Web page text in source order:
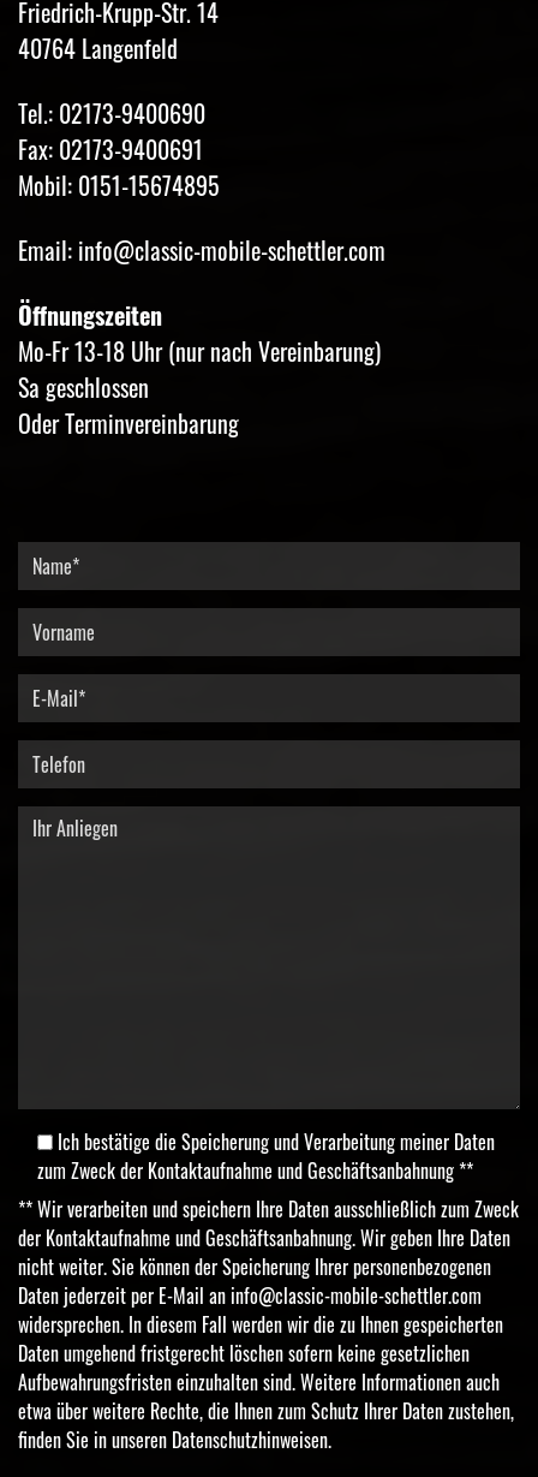
Friedrich-Krupp-Str. 14
40764 Langenfeld
Tel.: 02173-9400690
Fax: 02173-9400691
Mobil: 0151-15674895
Email: info@classic-mobile-schettler.com
Öffnungszeiten
Mo-Fr 13-18 Uhr (nur nach Vereinbarung)
Sa geschlossen
Oder Terminvereinbarung
Ich bestätige die Speicherung und Verarbeitung meiner Daten
zum Zweck der Kontaktaufnahme und Geschäftsanbahnung **
** Wir verarbeiten und speichern Ihre Daten ausschließlich zum Zweck
der Kontaktaufnahme und Geschäftsanbahnung. Wir geben Ihre Daten
nicht weiter. Sie können der Speicherung Ihrer personenbezogenen
Daten jederzeit per E-Mail an info@classic-mobile-schettler.com
widersprechen. In diesem Fall werden wir die zu Ihnen gespeicherten
Daten umgehend fristgerecht löschen sofern keine gesetzlichen
Aufbewahrungsfristen einzuhalten sind. Weitere Informationen auch
etwa über weitere Rechte, die Ihnen zum Schutz Ihrer Daten zustehen,
finden Sie in unseren Datenschutzhinweisen.